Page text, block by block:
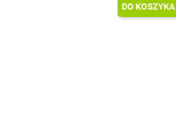
DO KOSZYKA